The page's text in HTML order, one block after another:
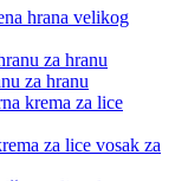
hrana velikog
za hranu
za lice vosak za